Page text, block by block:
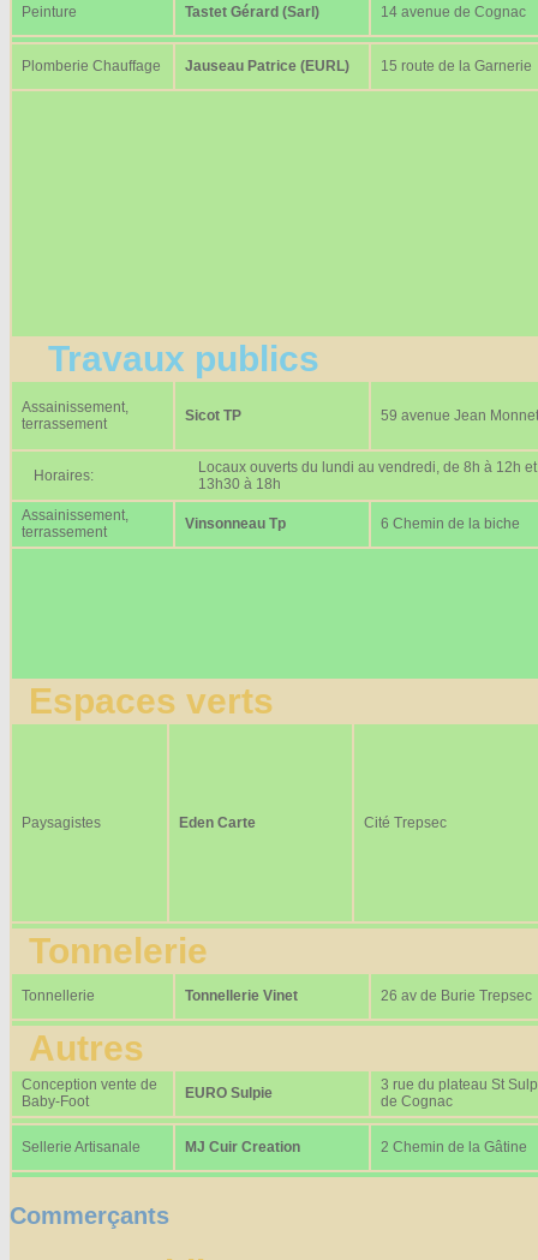
Peinture Tastet Gérard (Sarl) 14 avenue de Cognac
Plomberie Chauffage Jauseau Patrice (EURL) 15 route de la Garnerie
Travaux publics
Assainissement,
terrassement
Sicot TP 59 avenue Jean Monnet
Horaires:
Locaux ouverts du lundi au vendredi, de 8h à 12h
13h30 à 18h
Assainissement,
terrassement
Vinsonneau Tp 6 Chemin de la biche
Espaces verts
Paysagistes Eden Carte Cité Trepsec
Tonnelerie
Tonnellerie Tonnellerie Vinet 26 av de Burie Trepsec
Autres
Conception vente de
Baby-Foot
EURO Sulpie
3 rue du plateau St
de Cognac
Sellerie Artisanale MJ Cuir Creation 2 Chemin de la Gâtine
Commerçants